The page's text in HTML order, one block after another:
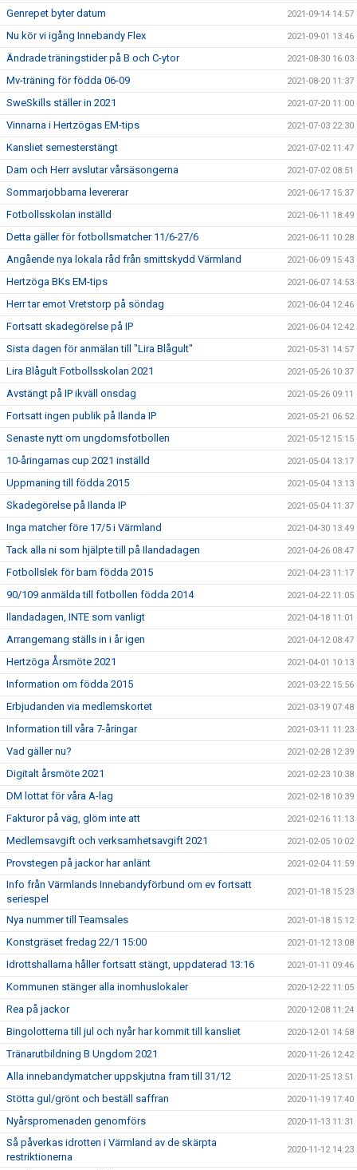
Genrepet byter datum 2021-09-14 14:57
Nu kör vi igång Innebandy Flex 2021-09-01 13:46
Ändrade träningstider på B och C-ytor 2021-08-30 16:03
Mv-träning för födda 06-09 2021-08-20 11:37
SweSkills ställer in 2021 2021-07-20 11:00
Vinnarna i Hertzögas EM-tips 2021-07-03 22:30
Kansliet semesterstängt 2021-07-02 11:47
Dam och Herr avslutar vårsäsongerna 2021-07-02 08:51
Sommarjobbarna levererar 2021-06-17 15:37
Fotbollsskolan inställd 2021-06-11 18:49
Detta gäller för fotbollsmatcher 11/6-27/6 2021-06-11 10:28
Angående nya lokala råd från smittskydd Värmland 2021-06-09 15:43
Hertzöga BKs EM-tips 2021-06-07 14:53
Herr tar emot Vretstorp på söndag 2021-06-04 12:46
Fortsatt skadegörelse på IP 2021-06-04 12:42
Sista dagen för anmälan till "Lira Blågult" 2021-05-31 14:57
Lira Blågult Fotbollsskolan 2021 2021-05-26 10:37
Avstängt på IP ikväll onsdag 2021-05-26 09:11
Fortsatt ingen publik på Ilanda IP 2021-05-21 06:52
Senaste nytt om ungdomsfotbollen 2021-05-12 15:15
10-åringarnas cup 2021 inställd 2021-05-04 13:17
Uppmaning till födda 2015 2021-05-04 13:13
Skadegörelse på Ilanda IP 2021-05-04 11:37
Inga matcher före 17/5 i Värmland 2021-04-30 13:49
Tack alla ni som hjälpte till på Ilandadagen 2021-04-26 08:47
Fotbollslek för barn födda 2015 2021-04-23 11:17
90/109 anmälda till fotbollen födda 2014 2021-04-22 11:05
Ilandadagen, INTE som vanligt 2021-04-18 11:01
Arrangemang ställs in i år igen 2021-04-12 08:47
Hertzöga Årsmöte 2021 2021-04-01 10:13
Information om födda 2015 2021-03-22 15:56
Erbjudanden via medlemskortet 2021-03-19 07:48
Information till våra 7-åringar 2021-03-11 11:23
Vad gäller nu? 2021-02-28 12:39
Digitalt årsmöte 2021 2021-02-23 10:38
DM lottat för våra A-lag 2021-02-18 10:39
Fakturor på väg, glöm inte att 2021-02-16 11:13
Medlemsavgift och verksamhetsavgift 2021 2021-02-05 10:02
Provstegen på jackor har anlänt 2021-02-04 11:59
Info från Värmlands Innebandyförbund om ev fortsatt
seriespel
2021-01-18 15:23
Nya nummer till Teamsales 2021-01-18 15:12
Konstgräset fredag 22/1 15:00 2021-01-12 13:08
Idrottshallarna håller fortsatt stängt, uppdaterad 13:16 2021-01-11 09:46
Kommunen stänger alla inomhuslokaler 2020-12-22 11:05
Rea på jackor 2020-12-08 11:24
Bingolotterna till jul och nyår har kommit till kansliet 2020-12-01 14:58
Tränarutbildning B Ungdom 2021 2020-11-26 12:42
Alla innebandymatcher uppskjutna fram till 31/12 2020-11-25 13:51
Stötta gul/grönt och beställ saffran 2020-11-19 17:40
Nyårspromenaden genomförs 2020-11-13 11:31
Så påverkas idrotten i Värmland av de skärpta
restriktionerna
2020-11-12 14:23